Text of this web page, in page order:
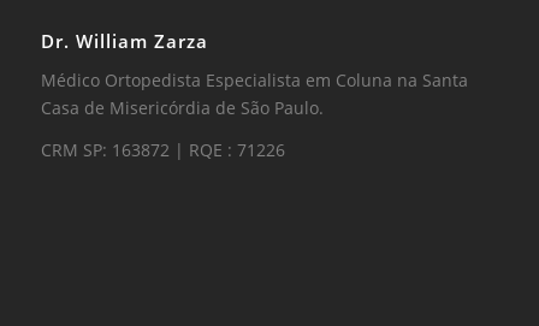
Dr. William Zarza
Médico Ortopedista Especialista em Coluna na Santa
Casa de Misericórdia de São Paulo.
CRM SP: 163872 | RQE : 71226